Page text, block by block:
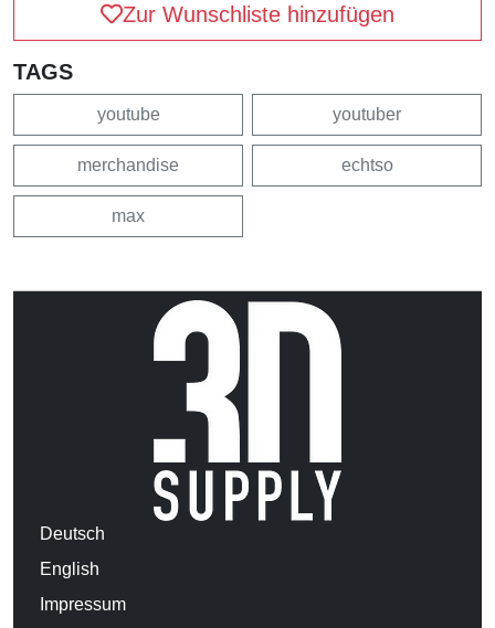
Zur Wunschliste hinzufügen
TAGS
youtube youtuber
merchandise echtso
max
Deutsch
English
Impressum